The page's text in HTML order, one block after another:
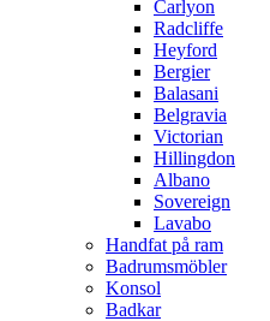
Carlyon
Radcliffe
Heyford
Bergier
Balasani
Belgravia
Victorian
Hillingdon
Albano
Sovereign
Lavabo
Handfat på ram
Badrumsmöbler
Konsol
Badkar